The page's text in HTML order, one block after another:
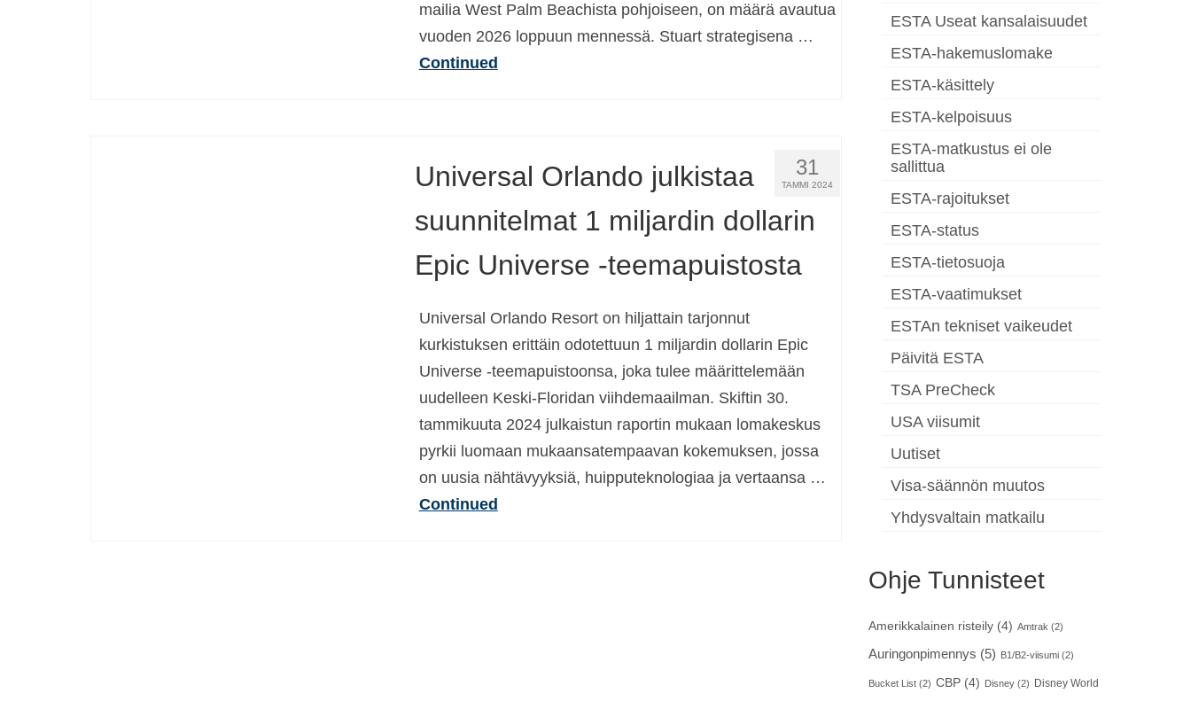
mailia West Palm Beachista pohjoiseen, on määrä avautua
vuoden 2026 loppuun mennessä. Stuart strategisena …
Continued
31
TAMMI 2024
Universal Orlando julkistaa
suunnitelmat 1 miljardin dollarin
Epic Universe -teemapuistosta
Universal Orlando Resort on hiljattain tarjonnut
kurkistuksen erittäin odotettuun 1 miljardin dollarin Epic
Universe -teemapuistoonsa, joka tulee määrittelemään
uudelleen Keski-Floridan viihdemaailman. Skiftin 30.
tammikuuta 2024 julkaistun raportin mukaan lomakeskus
pyrkii luomaan mukaansatempaavan kokemuksen, jossa
on uusia nähtävyyksiä, huipputeknologiaa ja vertaansa …
Continued
ESTA Useat kansalaisuudet
ESTA-hakemuslomake
ESTA-käsittely
ESTA-kelpoisuus
ESTA-matkustus ei ole
sallittua
ESTA-rajoitukset
ESTA-status
ESTA-tietosuoja
ESTA-vaatimukset
ESTAn tekniset vaikeudet
Päivitä ESTA
TSA PreCheck
USA viisumit
Uutiset
Visa-säännön muutos
Yhdysvaltain matkailu
Ohje Tunnisteet
Amerikkalainen risteily(4) Amtrak (2)
Auringonpimennys (5) B1/B2-viisumi(2)
Bucket List(2) CBP(4) Disney(2) Disney World